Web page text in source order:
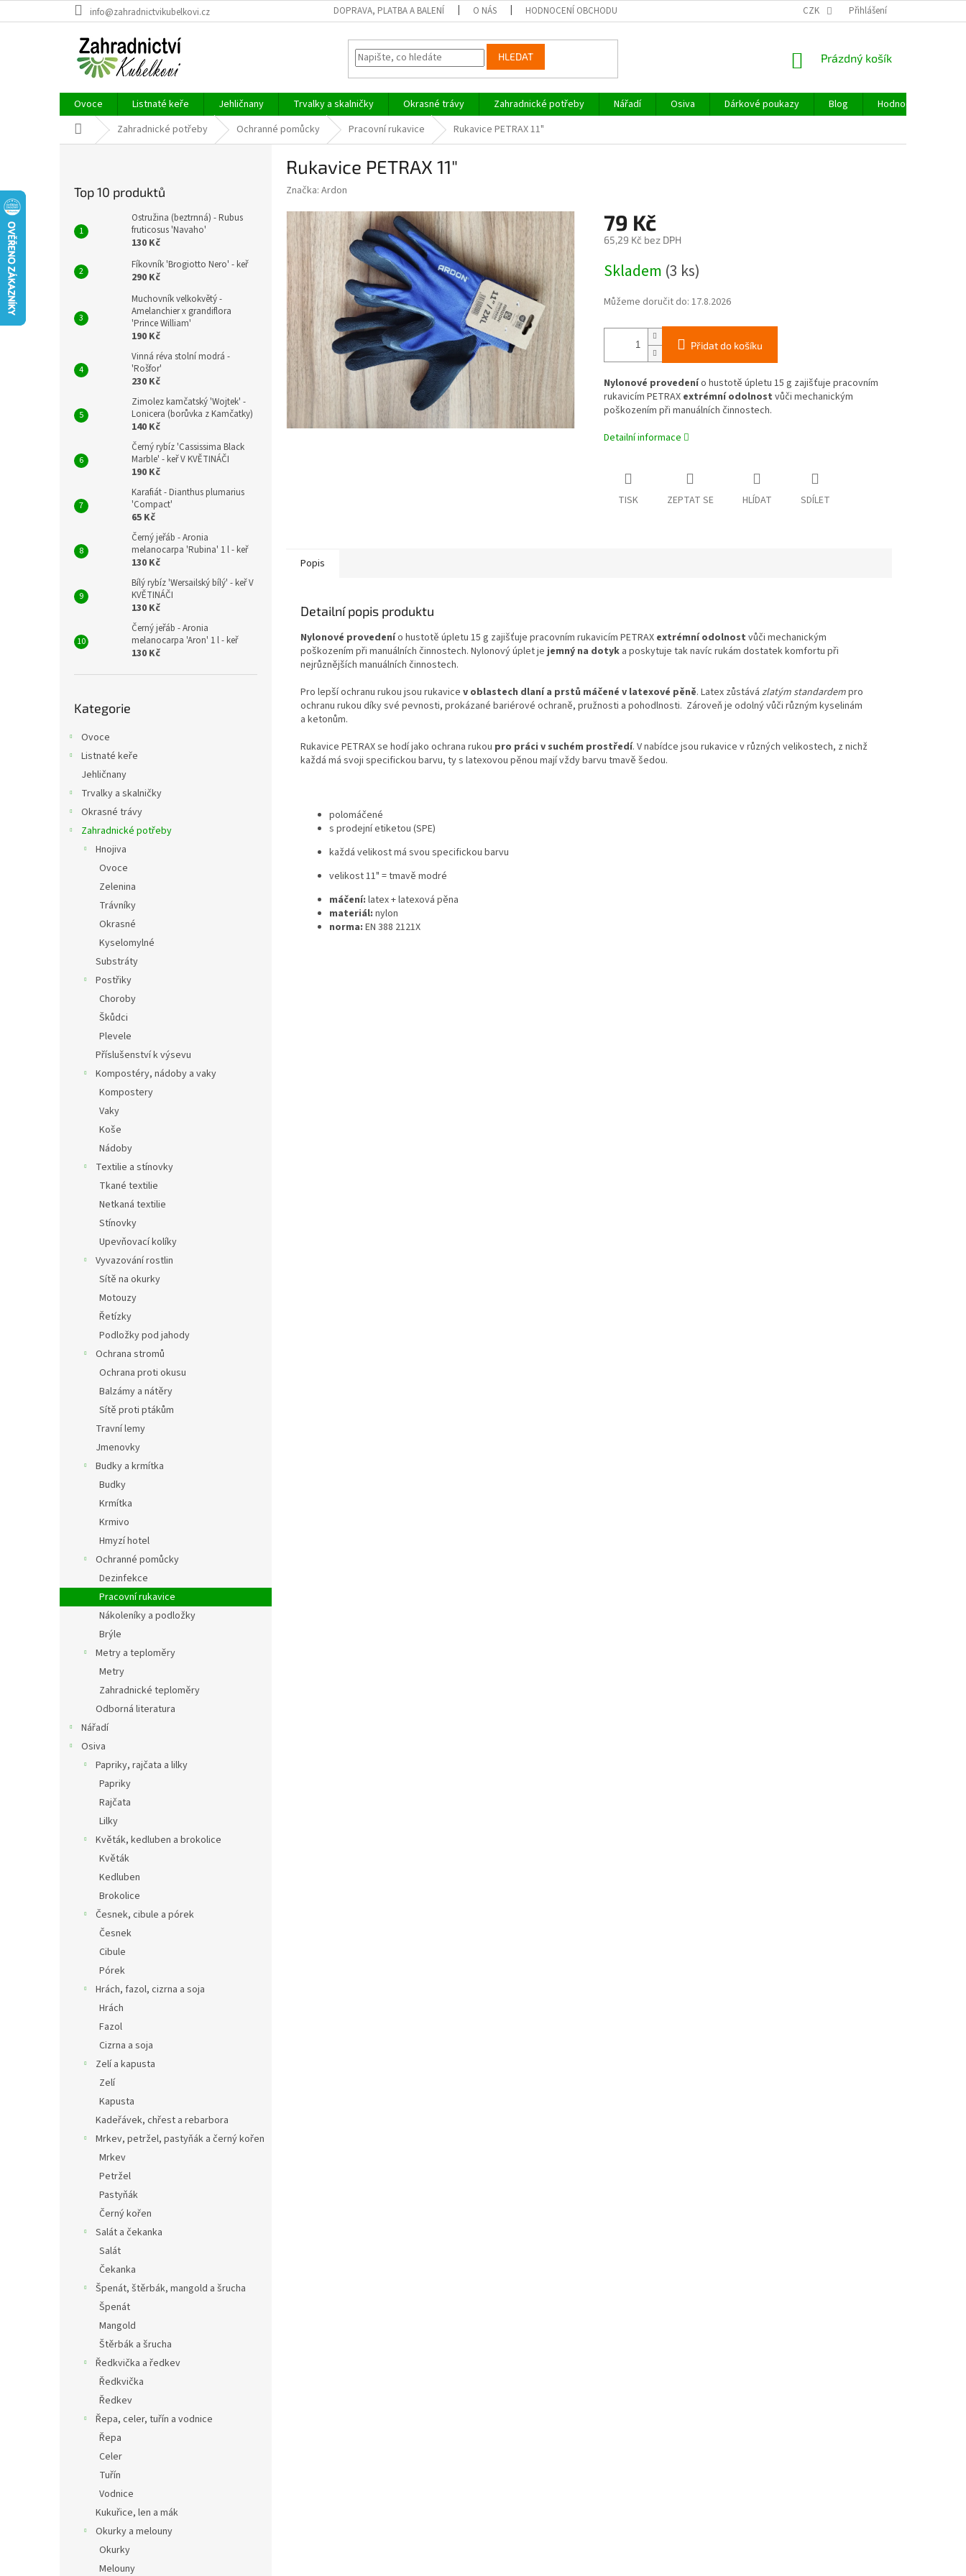
na
info@zahradnictvikubelkovi.cz DOPRAVA, PLATBA A BALENÍ O NÁS HODNOCENÍ OBCHODU CZK Přihlášení
HLEDAT
NÁKUPNÍ
Prázdný košík
Ovoce Listnaté keře Jehličnany Trvalky a skalničky Okrasné trávy Zahradnické potřeby Nářadí Osiva Dárkové poukazy Blog
Hodnocení obchodu
Domů Zahradnické potřeby Ochranné pomůcky Pracovní rukavice Rukavice PETRAX 11"
Top 10 produktů
Ostružina (beztrnná) - Rubus
fruticosus 'Navaho'
130 Kč
Fíkovník 'Brogiotto Nero' - keř
290 Kč
Muchovník velkokvětý -
Amelanchier x grandiflora
'Prince William'
190 Kč
Vinná réva stolní modrá -
'Rošfor'
230 Kč
Zimolez kamčatský 'Wojtek' -
Lonicera (borůvka z Kamčatky)
140 Kč
Černý rybíz 'Cassissima Black
Marble' - keř V KVĚTINÁČI
190 Kč
Karafiát - Dianthus plumarius
'Compact'
65 Kč
Černý jeřáb - Aronia
melanocarpa 'Rubina' 1 l - keř
130 Kč
Bílý rybíz 'Wersailský bílý' - keř V
KVĚTINÁČI
130 Kč
Černý jeřáb - Aronia
melanocarpa 'Aron' 1 l - keř
130 Kč
kategorie
Kategorie
Ovoce
Listnaté keře
Jehličnany
Trvalky a skalničky
Okrasné trávy
Zahradnické potřeby
Hnojiva
Ovoce
Zelenina
Trávníky
Okrasné
Kyselomylné
Substráty
Postřiky
Choroby
Škůdci
Plevele
Příslušenství k výsevu
Kompostéry, nádoby a vaky
Kompostery
Vaky
Koše
Nádoby
Textilie a stínovky
Tkané textilie
Netkaná textilie
Stínovky
Upevňovací kolíky
Vyvazování rostlin
Sítě na okurky
Motouzy
Řetízky
Podložky pod jahody
Ochrana stromů
Ochrana proti okusu
Balzámy a nátěry
Sítě proti ptákům
Travní lemy
Jmenovky
Budky a krmítka
Budky
Krmítka
Krmivo
Hmyzí hotel
Ochranné pomůcky
Dezinfekce
Pracovní rukavice
Nákoleníky a podložky
Brýle
Metry a teploměry
Metry
Zahradnické teploměry
Odborná literatura
Nářadí
Osiva
Papriky, rajčata a lilky
Papriky
Rajčata
Lilky
Květák, kedluben a brokolice
Květák
Kedluben
Brokolice
Česnek, cibule a pórek
Česnek
Cibule
Pórek
Hrách, fazol, cizrna a soja
Hrách
Fazol
Cizrna a soja
Zelí a kapusta
Zelí
Kapusta
Kadeřávek, chřest a rebarbora
Mrkev, petržel, pastyňák a černý kořen
Mrkev
Petržel
Pastyňák
Černý kořen
Salát a čekanka
Salát
Čekanka
Špenát, štěrbák, mangold a šrucha
Špenát
Mangold
Štěrbák a šrucha
Ředkvička a ředkev
Ředkvička
Ředkev
Řepa, celer, tuřín a vodnice
Řepa
Celer
Tuřín
Vodnice
Kukuřice, len a mák
Okurky a melouny
Okurky
Melouny
Rukavice PETRAX 11"
Značka: Ardon
79 Kč
65,29 Kč bez DPH
cena:
Skladem (3 ks)
Můžeme doručit do: 17.8.2026
Přidat do košíku
Nylonové provedenío hustotě úpletu 15 g zajišťuje pracovním
rukavicím PETRAX extrémní odolnost vůči mechanickým
poškozením při manuálních činnostech.
Detailní informace
TISK ZEPTAT SE HLÍDAT SDÍLET
Popis
Detailní popis produktu
Nylonové provedenío hustotě úpletu 15 g zajišťuje pracovním rukavicím PETRAX extrémní odolnost vůči mechanickým
poškozením při manuálních činnostech. Nylonový úplet jejemný na dotyk a poskytuje tak navíc rukám dostatek komfortu při
nejrůznějších manuálních činnostech.
Pro lepší ochranu rukou jsou rukavice v oblastech dlaní a prstů máčené v latexové pěně. Latex zůstává zlatým standardempro
ochranu rukou díky své pevnosti, prokázané bariérové ochraně, pružnosti a pohodlnosti. Zároveň je odolný vůči různým kyselinám
a ketonům.
Rukavice PETRAX se hodí jako ochrana rukou pro práci v suchém prostředí. V nabídce jsou rukavice v různých velikostech, z nichž
každá má svoji specifickou barvu, ty s latexovou pěnou mají vždy barvu tmavě šedou.
polomáčené
s prodejní etiketou (SPE)
každá velikost má svou specifickou barvu
velikost 11" = tmavě modré
máčení: latex + latexová pěna
materiál: nylon
norma: EN 388 2121X